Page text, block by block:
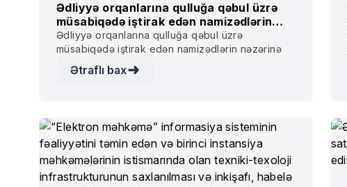
Ədliyyə orqanlarına qulluğa qəbul üzrə
müsabiqədə iştirak edən namizədlərin
nəzərinə
Ədliyyə orqanlarına qulluğa qəbul üzrə
müsabiqədə iştirak edən namizədlərin nəzərinə
Ətraflı bax